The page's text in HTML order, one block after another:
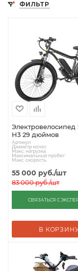
ФИЛЬТР
Электровелосипед
H3 29 дюймов
Артикул
Диаметр колес
Макс. нагрузка
Максимальный пробег
Макс. скорость
55 000 руб./шт
83 000руб./шт
СВЯЗАТЬСЯ С
В